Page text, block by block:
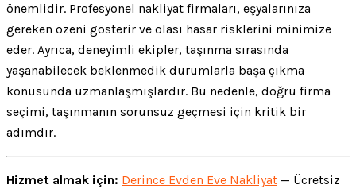
önemlidir. Profesyonel nakliyat firmaları, eşyalarınıza
gereken özeni gösterir ve olası hasar risklerini minimize
eder. Ayrıca, deneyimli ekipler, taşınma sırasında
yaşanabilecek beklenmedik durumlarla başa çıkma
konusunda uzmanlaşmışlardır. Bu nedenle, doğru firma
seçimi, taşınmanın sorunsuz geçmesi için kritik bir
adımdır.
Hizmet almak için: Derince Evden Eve Nakliyat — Ücretsiz